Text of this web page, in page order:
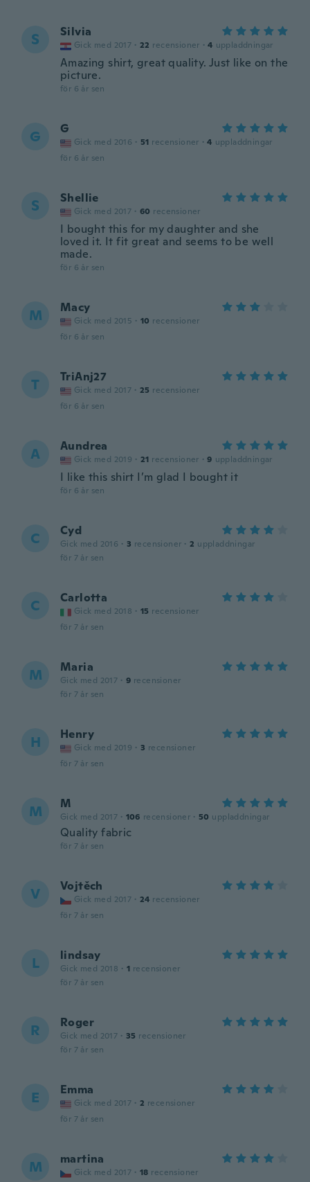
S Silvia
Gick med 2017 · 22 recensioner · 4 uppladdningar
Amazing shirt, great quality. Just like on the
picture.
för 6 år sen
G G
Gick med 2016 · 51 recensioner · 4 uppladdningar
för 6 år sen
S Shellie
Gick med 2017 · 60 recensioner
I bought this for my daughter and she
loved it. It fit great and seems to be well
made.
för 6 år sen
M Macy
Gick med 2015 · 10 recensioner
för 6 år sen
T TriAnj27
Gick med 2017 · 25 recensioner
för 6 år sen
A Aundrea
Gick med 2019 · 21 recensioner · 9 uppladdningar
I like this shirt I’m glad I bought it
för 6 år sen
C Cyd
Gick med 2016 · 3 recensioner · 2 uppladdningar
för 7 år sen
C Carlotta
Gick med 2018 · 15 recensioner
för 7 år sen
M Maria
Gick med 2017 · 9 recensioner
för 7 år sen
H Henry
Gick med 2019 · 3 recensioner
för 7 år sen
M M
Gick med 2017 · 106 recensioner · 50 uppladdningar
Quality fabric
för 7 år sen
V Vojtěch
Gick med 2017 · 24 recensioner
för 7 år sen
L lindsay
Gick med 2018 · 1 recensioner
för 7 år sen
R Roger
Gick med 2017 · 35 recensioner
för 7 år sen
E Emma
Gick med 2017 · 2 recensioner
för 7 år sen
M martina
Gick med 2017 · 18 recensioner